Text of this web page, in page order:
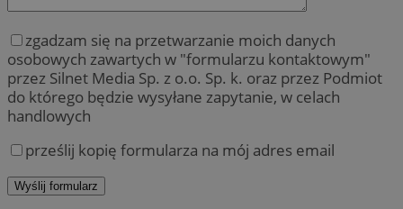
zgadzam się na przetwarzanie moich danych
osobowych zawartych w "formularzu kontaktowym"
przez Silnet Media Sp. z o.o. Sp. k. oraz przez Podmiot
do którego będzie wysyłane zapytanie, w celach
handlowych
prześlij kopię formularza na mój adres email